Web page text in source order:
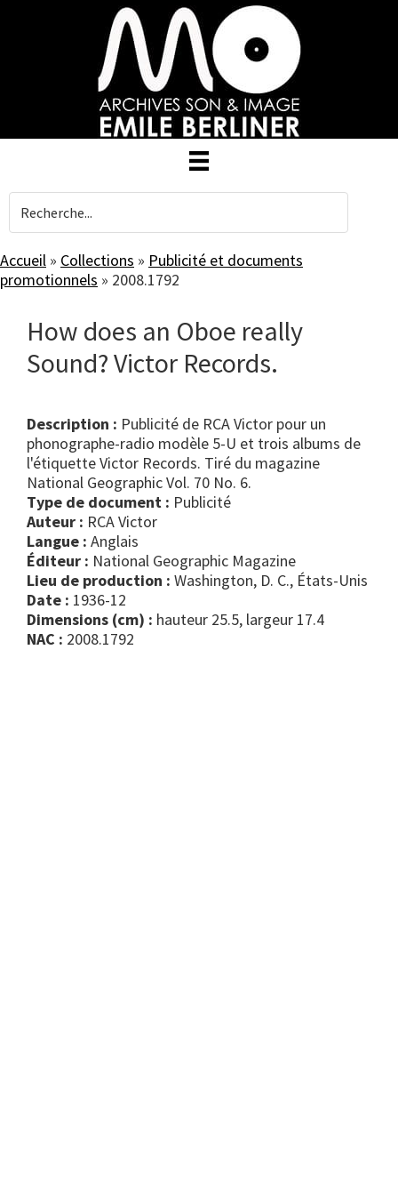
Accueil » Collections » Publicité et documents
promotionnels » 2008.1792
How does an Oboe really
Sound? Victor Records.
Description : Publicité de RCA Victor pour un
phonographe-radio modèle 5-U et trois albums de
l'étiquette Victor Records. Tiré du magazine
National Geographic Vol. 70 No. 6.
Type de document :
publicité
Auteur : RCA Victor
Langue : Anglais
Éditeur : National Geographic Magazine
Lieu de production : Washington, D. C., États-Unis
Date : 1936-12
Dimensions (cm) : hauteur 25.5, largeur 17.4
NAC : 2008.1792